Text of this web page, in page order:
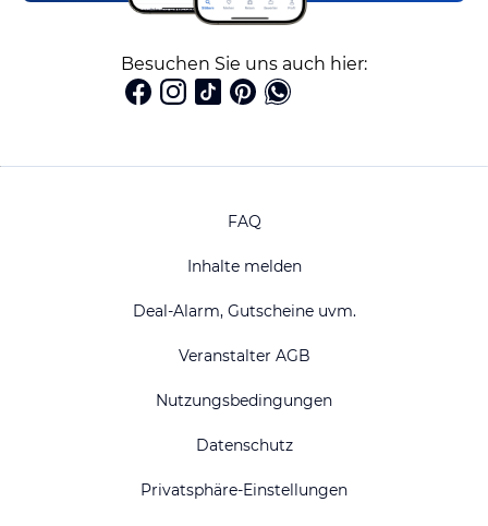
Besuchen Sie uns auch hier:
FAQ
Inhalte melden
Deal-Alarm, Gutscheine uvm.
Veranstalter AGB
Nutzungsbedingungen
Datenschutz
Privatsphäre-Einstellungen